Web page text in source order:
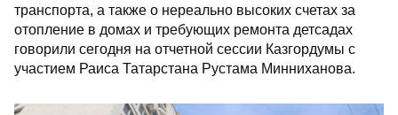
транспорта, а также о нереально высоких счетах за
отопление в домах и требующих ремонта детсадах
говорили сегодня на отчетной сессии Казгордумы с
участием Раиса Татарстана Рустама Минниханова.